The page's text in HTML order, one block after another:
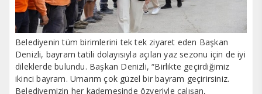
Belediyenin tüm birimlerini tek tek ziyaret eden Başkan
Denizli, bayram tatili dolayısıyla açılan yaz sezonu için de iyi
dileklerde bulundu. Başkan Denizli, “Birlikte geçirdiğimiz
ikinci bayram. Umarım çok güzel bir bayram geçirirsiniz.
Belediyemizin her kademesinde özveriyle çalışan,